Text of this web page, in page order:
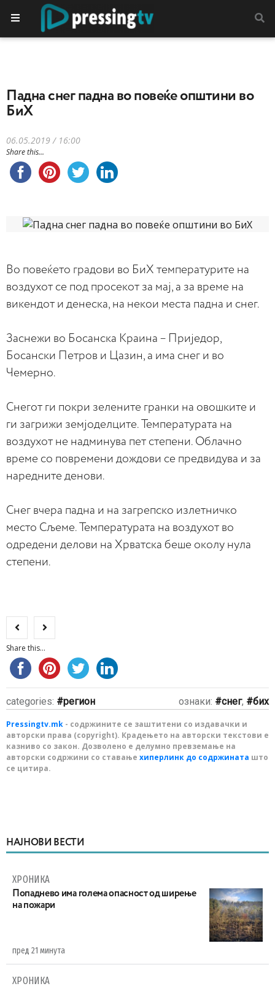
Падна снег падна во повеќе општини во
БиХ
06.05.2019 / 16:00
Share this...
Во повеќето градови во БиХ температурите на
воздухот се под просекот за мај, а за време на
викендот и денеска, на некои места падна и снег.
Заснежи во Босанска Краина – Приједор,
Босански Петров и Цазин, а има снег и во
Чемерно.
Снегот ги покри зелените гранки на овошките и
ги загрижи земјоделците. Температурата на
воздухот не надминува пет степени. Облачно
време со повремени дождови се предвидува и за
наредните денови.
Снег вчера падна и на загрепско излетничко
место Сљеме. Температурата на воздухот во
одредени делови на Хрватска беше околу нула
степени.
Share this...
categories: регион ознаки: снег, бих
Pressingtv.mk - содржините се заштитени со издавачки и
авторски права (copyright). Крадењето на авторски текстови е
казниво со закон. Дозволено е делумно превземање на
авторски содржини со ставање хиперлинк до содржината што
се цитира.
НАЈНОВИ ВЕСТИ
ХРОНИКА
Попаднево има голема опасност од ширење
на пожари
пред 21 минута
ХРОНИКА